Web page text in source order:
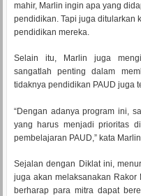
mahir, Marlin ingin apa yang
pendidikan. Tapi juga ditularkan
pendidikan mereka.
Selain itu, Marlin juga
sangatlah penting dalam
tidaknya pendidikan PAUD juga
“Dengan adanya program ini,
yang harus menjadi prioritas
pembelajaran PAUD,” kata
Sejalan dengan Diklat ini,
juga akan melaksanakan Rakor
berharap para mitra dapat